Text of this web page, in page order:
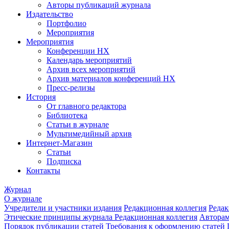
Авторы публикаций журнала
Издательство
Портфолио
Мероприятия
Мероприятия
Конференции НХ
Календарь мероприятий
Архив всех мероприятий
Архив материалов конференций НХ
Пресс-релизы
История
От главного редактора
Библиотека
Статьи в журнале
Мультимедийный архив
Интернет-Магазин
Статьи
Подписка
Контакты
Журнал
О журнале
Учредители и участники издания Редакционная коллегия
Этические принципы журнала Редакционная коллегия
Порядок публикации статей Требования к оформлению статей